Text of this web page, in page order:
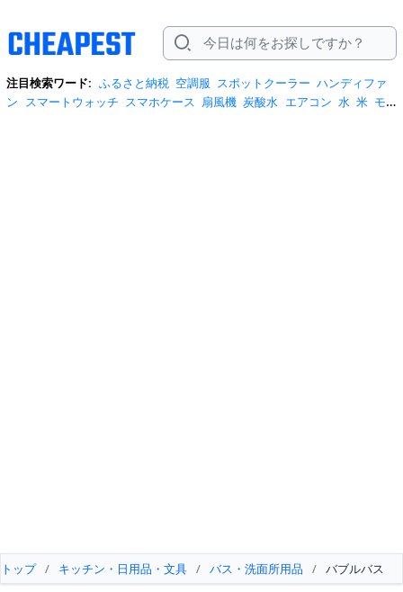
注目検索ワード: ふるさと納税 空調服 スポットクーラー ハンディファ
ン スマートウォッチ スマホケース 扇風機 炭酸水 エアコン 水 米 モ
トップ / キッチン・日用品・文具 / バス・洗面所用品 / バブルバス